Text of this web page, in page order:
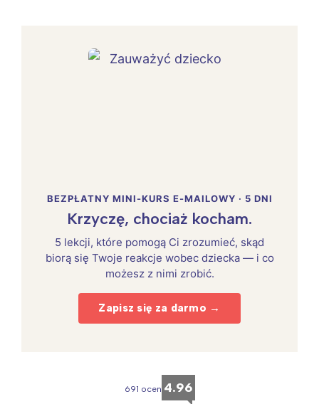
BEZPŁATNY MINI-KURS E-MAILOWY · 5 DNI
Krzyczę, chociaż kocham.
5 lekcji, które pomogą Ci zrozumieć, skąd
biorą się Twoje reakcje wobec dziecka — i co
możesz z nimi zrobić.
Zapisz się za darmo →
691 ocen 4.96